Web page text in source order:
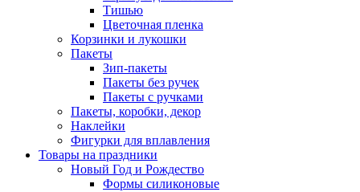
Тишью
Цветочная пленка
Корзинки и лукошки
Пакеты
Зип-пакеты
Пакеты без ручек
Пакеты с ручками
Пакеты, коробки, декор
Наклейки
Фигурки для вплавления
Товары на праздники
Новый Год и Рождество
Формы силиконовые